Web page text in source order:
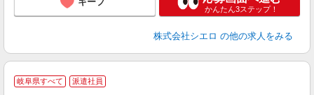
かんたん3ステップ！
株式会社シエロ の他の求人をみる
岐阜県すべて 派遣社員